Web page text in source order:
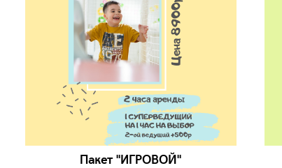
Пакет "ИГРОВОЙ"